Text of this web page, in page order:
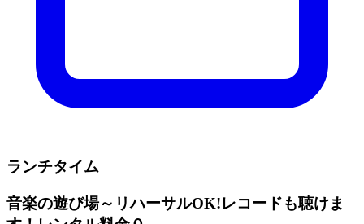
ランチタイム
音楽の遊び場～リハーサルOK!レコードも聴けま